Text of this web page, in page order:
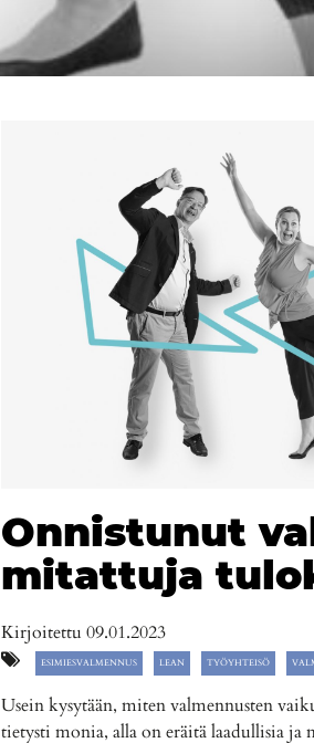
Onnistunut
mitattuja
Kirjoitettu 09.01.2023
ESIMIESVALMENNUS LEAN TYÖYHTEISÖ
Usein kysytään, miten valmennusten
tietysti monia, alla on eräitä laadullisia ja